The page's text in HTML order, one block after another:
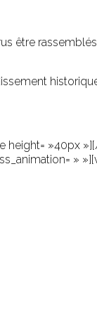
être
height= »40px
»